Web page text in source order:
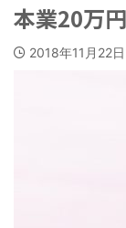
本業20万
2018年11月22日